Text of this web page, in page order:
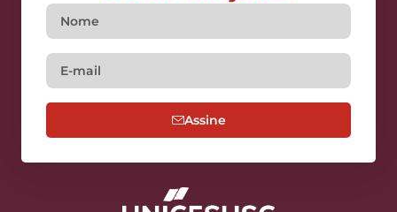
Assine